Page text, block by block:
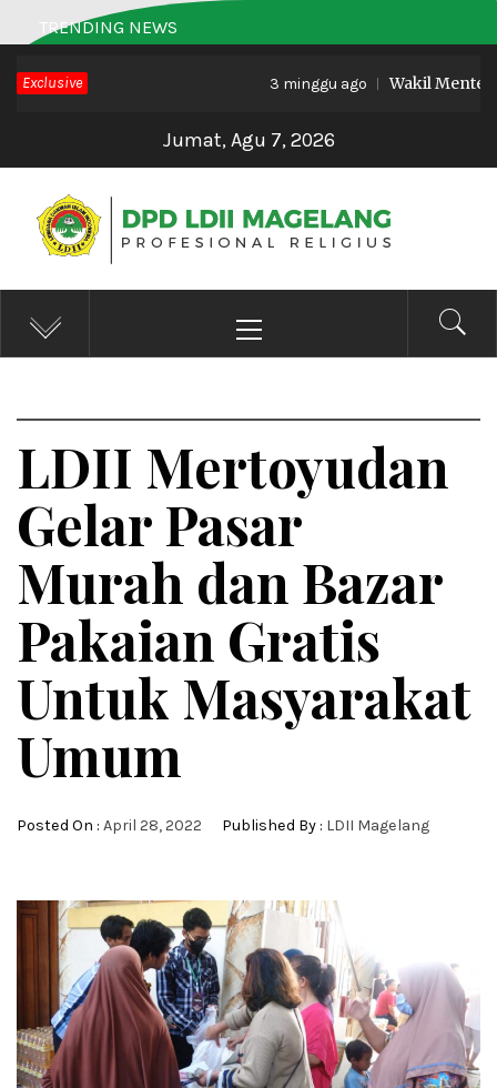
to
content
TRENDING NEWS
Exclusive 3 minggu ago Wakil Menteri
Jumat, Agu 7, 2026
DPD LDII MAGELANG
Profesional Religius
Menu
LDII Mertoyudan
Gelar Pasar
Murah dan Bazar
Pakaian Gratis
Untuk Masyarakat
Umum
Posted On : April 28, 2022 Published By : LDII Magelang